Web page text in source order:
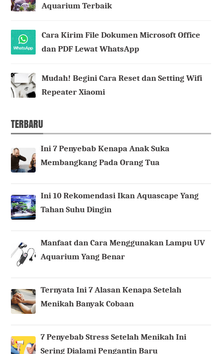
Aquarium Terbaik
Cara Kirim File Dokumen Microsoft Office
dan PDF Lewat WhatsApp
Mudah! Begini Cara Reset dan Setting Wifi
Repeater Xiaomi
TERBARU
Ini 7 Penyebab Kenapa Anak Suka
Membangkang Pada Orang Tua
Ini 10 Rekomendasi Ikan Aquascape Yang
Tahan Suhu Dingin
Manfaat dan Cara Menggunakan Lampu UV
Aquarium Yang Benar
Ternyata Ini 7 Alasan Kenapa Setelah
Menikah Banyak Cobaan
7 Penyebab Stress Setelah Menikah Ini
Sering Dialami Pengantin Baru